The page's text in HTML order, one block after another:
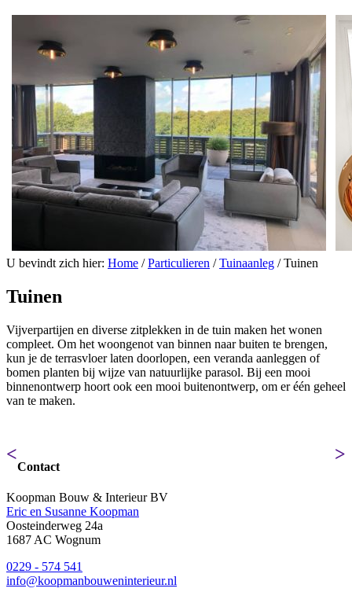
U bevindt zich hier: Home / Particulieren / Tuinaanleg /Tuinen
Tuinen
Vijverpartijen en diverse zitplekken in de tuin maken het wonen
compleet. Om het woongenot van binnen naar buiten te brengen,
kun je de terrasvloer laten doorlopen, een veranda aanleggen of
bomen planten bij wijze van natuurlijke parasol. Bij een mooi
binnenontwerp hoort ook een mooi buitenontwerp, om er één geheel
van te maken.
< >
Contact
Koopman Bouw & Interieur BV
Eric en Susanne Koopman
Oosteinderweg 24a
1687 AC Wognum
0229 - 574 541
info@koopmanbouweninterieur.nl